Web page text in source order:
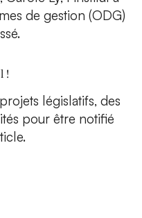
de gestion (ODG)
!
législatifs, des
pour être notifié